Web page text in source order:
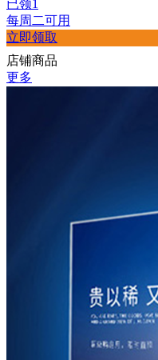
已领1
每周二可用
立即领取
店铺商品
更多